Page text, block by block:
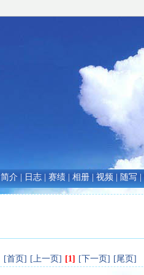
简介 日志 赛绩 相册 视频 随写
[首页] [上一页] [1] [下一页] [尾页]